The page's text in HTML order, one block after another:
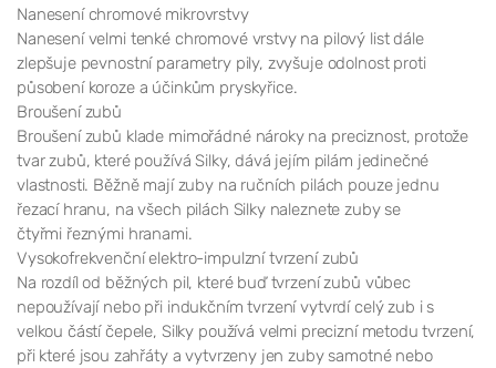
Nanesení chromové mikrovrstvy
Nanesení velmi tenké chromové vrstvy na pilový list dále
zlepšuje pevnostní parametry pily, zvyšuje odolnost proti
působení koroze a účinkům pryskyřice.
Broušení zubů
Broušení zubů klade mimořádné nároky na preciznost, protože
tvar zubů, které používá Silky, dává jejím pilám jedinečné
vlastnosti. Běžně mají zuby na ručních pilách pouze jednu
řezací hranu, na všech pilách Silky naleznete zuby se
čtyřmi řeznými hranami.
Vysokofrekvenční elektro-impulzní tvrzení zubů
Na rozdíl od běžných pil, které buď tvrzení zubů vůbec
nepoužívají nebo při indukčním tvrzení vytvrdí celý zub i s
velkou částí čepele, Silky používá velmi precizní metodu tvrzení,
při které jsou zahřáty a vytvrzeny jen zuby samotné nebo